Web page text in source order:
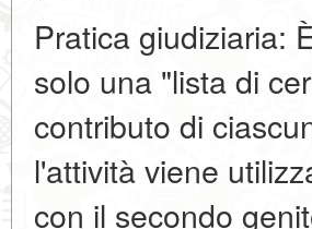
Pratica giudiziaria:
solo una "lista di
contributo di
l'attività viene
con il secondo